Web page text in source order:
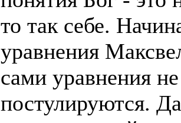
то так себе.
уравнения
сами уравнения
постулируются.